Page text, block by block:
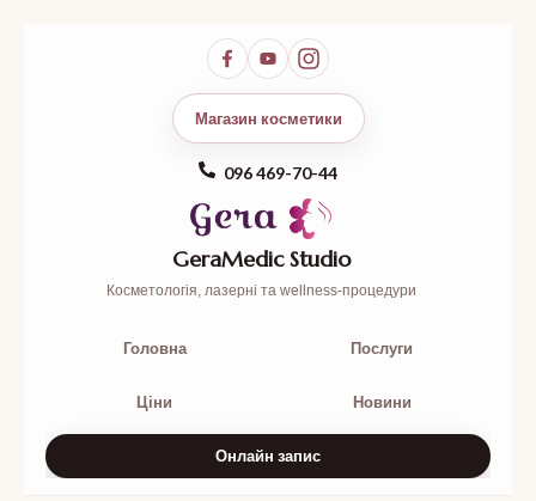
Магазин косметики
096 469-70-44
GeraMedic Studio
Косметологія, лазерні та wellness-процедури
Головна Послуги
Ціни Новини
Онлайн запис